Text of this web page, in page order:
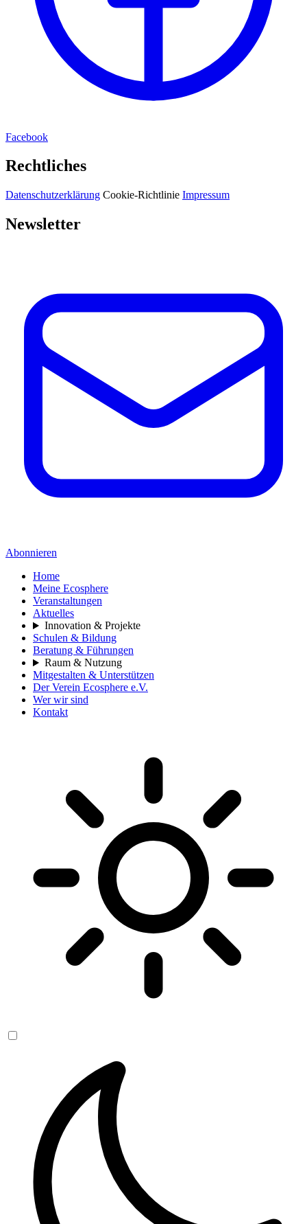
Facebook
Rechtliches
Datenschutzerklärung Cookie-Richtlinie Impressum
Newsletter
Abonnieren
Home
Meine Ecosphere
Veranstaltungen
Aktuelles
Innovation & Projekte
Schulen & Bildung
Beratung & Führungen
Raum & Nutzung
Mitgestalten & Unterstützen
Der Verein Ecosphere e.V.
Wer wir sind
Kontakt